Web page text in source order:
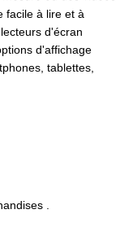
facile à lire et à
d'écran
d'affichage
tablettes,
.